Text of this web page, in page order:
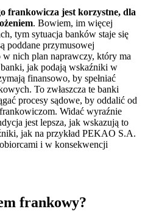
frankowicza jest korzystne, dla
. Bowiem, im więcej
tym sytuacja banków staje się
poddane przymusowej
nich plan naprawczy, który ma
jak podają wskaźniki w
finansowo, by spełniać
To zwłaszcza te banki
procesy sądowe, by oddalić od
Widać wyraźnie
jest lepsza, jak wskazują to
jak na przykład PEKAO S.A.
i w konsekwencji
frankowy?